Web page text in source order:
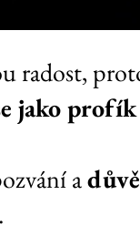
radost,
jako profík
a